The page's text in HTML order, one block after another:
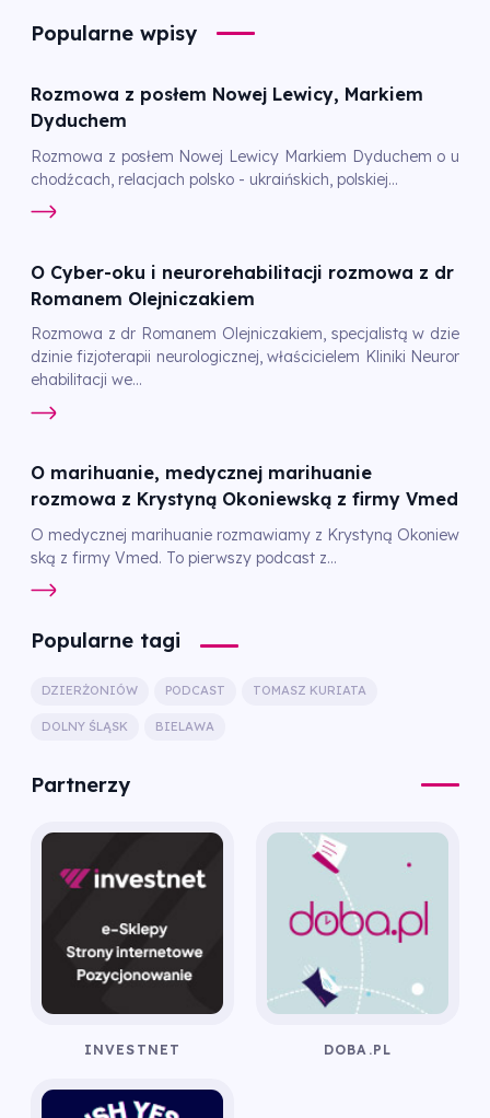
Popularne wpisy
Rozmowa z posłem Nowej Lewicy, Markiem
Dyduchem
Rozmowa z posłem Nowej Lewicy Markiem Dyduchem o u
chodźcach, relacjach polsko - ukraińskich, polskiej...
O Cyber-oku i neurorehabilitacji rozmowa z dr
Romanem Olejniczakiem
Rozmowa z dr Romanem Olejniczakiem, specjalistą w dzie
dzinie fizjoterapii neurologicznej, właścicielem Kliniki Neuror
ehabilitacji we...
O marihuanie, medycznej marihuanie
rozmowa z Krystyną Okoniewską z firmy Vmed
O medycznej marihuanie rozmawiamy z Krystyną Okoniew
ską z firmy Vmed. To pierwszy podcast z...
Popularne tagi
DZIERŻONIÓW PODCAST TOMASZ KURIATA
DOLNY ŚLĄSK BIELAWA
Partnerzy
INVESTNET DOBA.PL